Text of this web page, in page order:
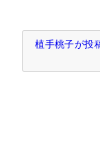
植手桃子が投